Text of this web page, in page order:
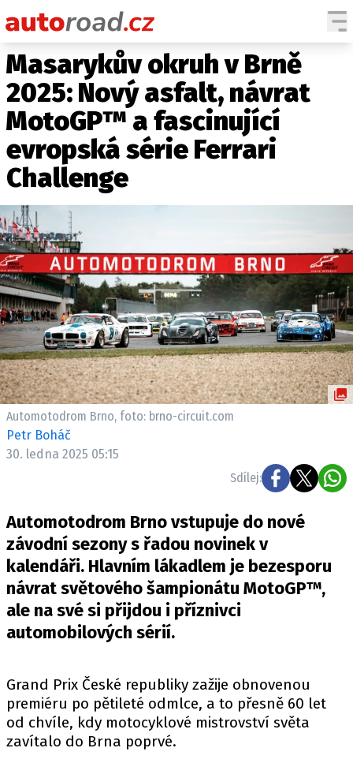
AUTA
TESTY AUT
NOVINKY
EKO
EKONOMIKA
ČESKÝ TRH
TUNING
PROFI
ELEKTRO
NOVINKY ZE SVĚTA EV
TESTY ELEKTROMOBILŮ
TRH S ELEKTROMOBILY
OSTATNÍ
TISKOVKY
ROZHOVORY
DAKAR
Z DOMOVA
ZE SVĚTA
PIT LANE
ČEŠI V AKCI
Masarykův okruh v Brně
2025: Nový asfalt, návrat
MotoGP™ a fascinující
evropská série Ferrari
Challenge
Automotodrom Brno, foto: brno-circuit.com
Petr Boháč
30. ledna 2025 05:15
Sdílej:
Automotodrom Brno vstupuje do nové
závodní sezony s řadou novinek v
kalendáři. Hlavním lákadlem je bezesporu
návrat světového šampionátu MotoGP™,
ale na své si přijdou i příznivci
automobilových sérií.
Grand Prix České republiky zažije obnovenou
premiéru po pětileté odmlce, a to přesně 60 let
od chvíle, kdy motocyklové mistrovství světa
zavítalo do Brna poprvé.